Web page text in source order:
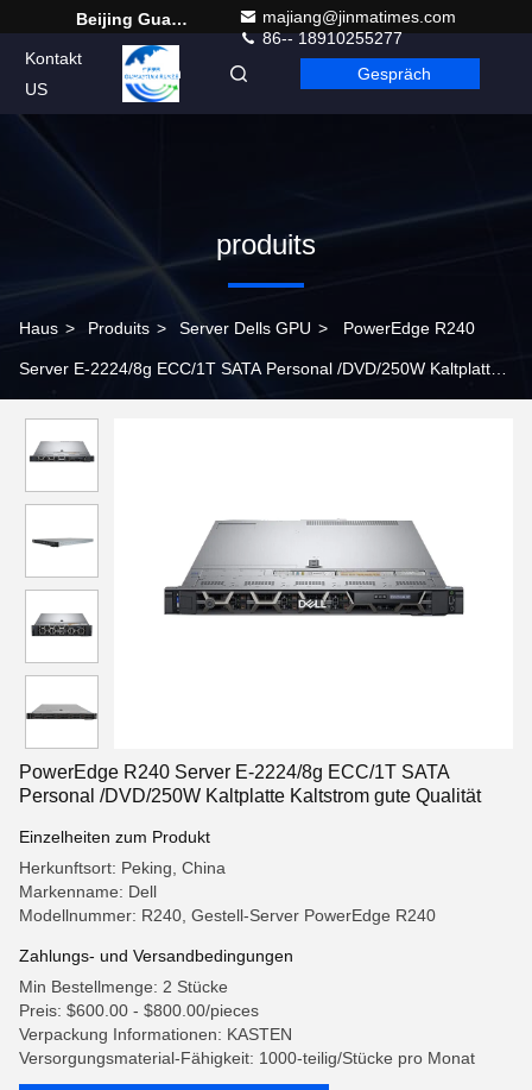
Beijing Guangtian Runze Technology Co., Ltd.
majiang@jinmatimes.com
86-- 18910255277
Kontakt
US
German Gespräch
produits
Haus > Produits > Server Dells GPU > PowerEdge R240
Server E-2224/8g ECC/1T SATA Personal /DVD/250W Kaltplatte
PowerEdge R240 Server E-2224/8g ECC/1T SATA
Personal /DVD/250W Kaltplatte Kaltstrom gute Qualität
Einzelheiten zum Produkt
Herkunftsort: Peking, China
Markenname: Dell
Modellnummer: R240, Gestell-Server PowerEdge R240
Zahlungs- und Versandbedingungen
Min Bestellmenge: 2 Stücke
Preis: $600.00 - $800.00/pieces
Verpackung Informationen: KASTEN
Versorgungsmaterial-Fähigkeit: 1000-teilig/Stücke pro Monat